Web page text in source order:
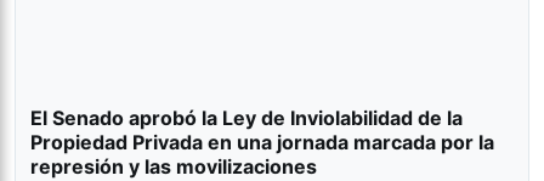
El Senado aprobó la Ley de Inviolabilidad de la
Propiedad Privada en una jornada marcada por la
represión y las movilizaciones